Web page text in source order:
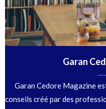
Garan
Garan Cedore Magazine
conseils créé par des